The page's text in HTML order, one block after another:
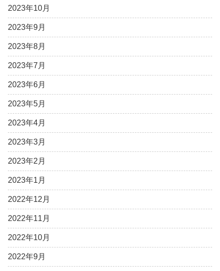
2023年10月
2023年9月
2023年8月
2023年7月
2023年6月
2023年5月
2023年4月
2023年3月
2023年2月
2023年1月
2022年12月
2022年11月
2022年10月
2022年9月